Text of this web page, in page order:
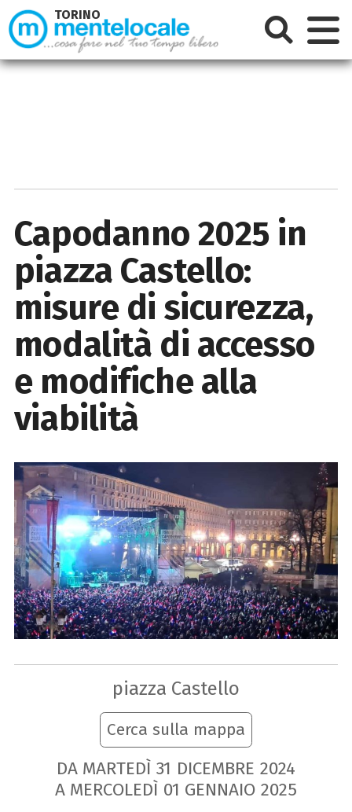
Capodanno 2025 in
piazza Castello:
misure di sicurezza,
modalità di accesso
e modifiche alla
viabilità
piazza Castello
Cerca sulla mappa
DA MARTEDÌ 31 DICEMBRE 2024
A MERCOLEDÌ 01 GENNAIO 2025
TORINO